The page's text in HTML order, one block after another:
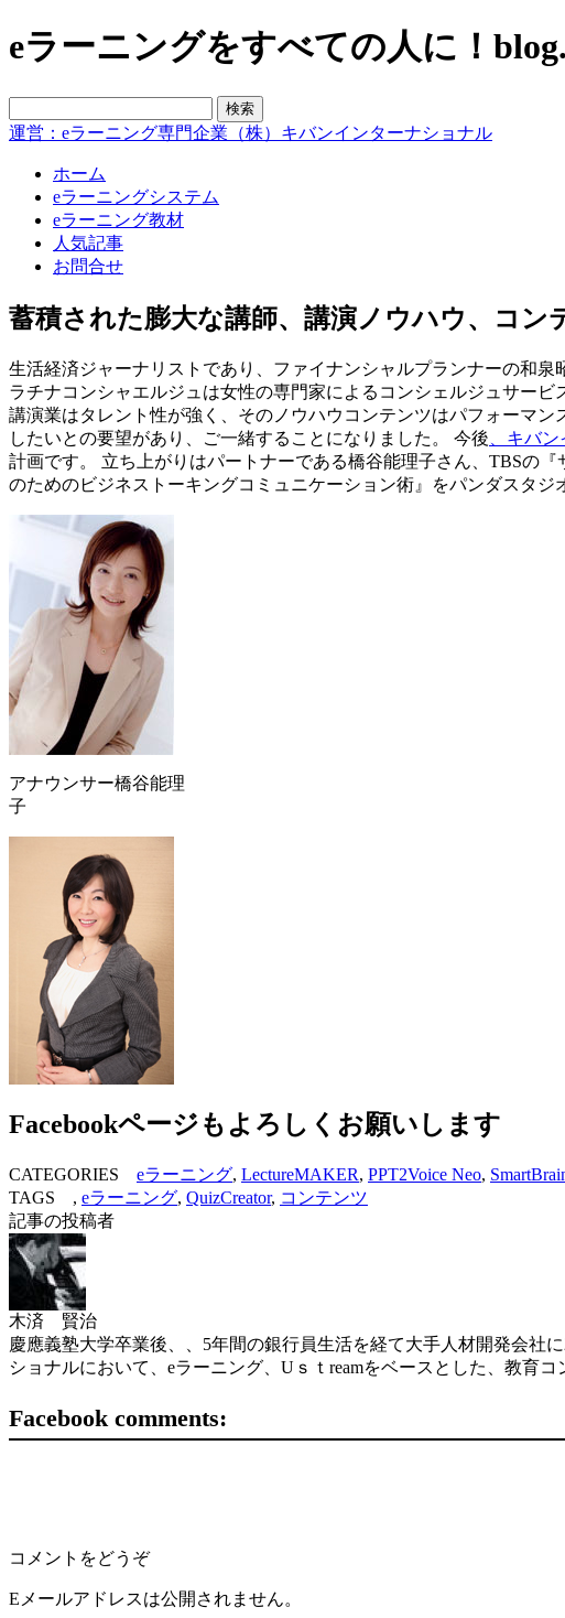
eラーニングをすべての人に！
運営：eラーニング専門企業（株）キバンインターナショナル
ホーム
eラーニングシステム
eラーニング教材
人気記事
お問合せ
蓄積された膨大な講師、講演ノウハウ、コン
生活経済ジャーナリストであり、ファイナンシャルプランナーの和
ラチナコンシャエルジュは女性の専門家によるコンシェルジュサー
講演業はタレント性が強く、そのノウハウコンテンツはパフォーマ
したいとの要望があり、ご一緒することになりました。 今後 、キバ
計画です。 立ち上がりはパートナーである橋谷能理子さん、TBSの
のためのビジネストーキングコミュニケーション術』をパンダスタ
アナウンサー橋谷能理
子
Facebookページもよろしくお願いします
CATEGORIES eラーニング, LectureMAKER, PPT2Voice Neo,
TAGS , eラーニング, QuizCreator, コンテンツ
記事の投稿者
木済 賢治
慶應義塾大学卒業後、、5年間の銀行員生活を経て大手人材開発会社
ショナルにおいて、eラーニング、Uｓｔreamをベースとした、教育
Facebook comments:
コメントをどうぞ
Eメールアドレスは公開されません。